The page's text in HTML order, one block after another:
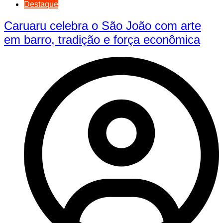
Destaque
Caruaru celebra o São João com arte
em barro, tradição e força econômica